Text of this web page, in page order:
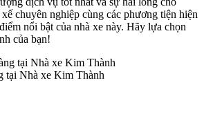
chuyên nghiệp cùng các phương tiện hiện
nổi bật của nhà xe này. Hãy lựa chọn
của bạn!
tại Nhà xe Kim Thành